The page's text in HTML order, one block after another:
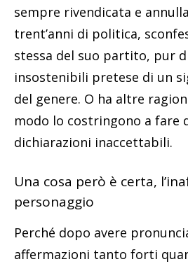
sempre rivendicata e
trent’anni di politica,
stessa del suo partito, pur
insostenibili pretese di un
del genere. O ha altre
modo lo costringono a fare
dichiarazioni inaccettabili.
Una cosa però è certa,
personaggio
Perché dopo avere
affermazioni tanto forti